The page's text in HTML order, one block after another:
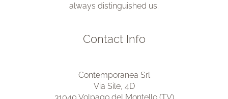
always distinguished us.
Contact Info
Contemporanea Srl
Via Sile, 4D